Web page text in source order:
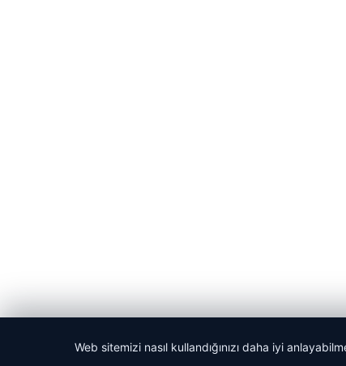
Web sitemizi nasıl kullandığınızı daha iyi